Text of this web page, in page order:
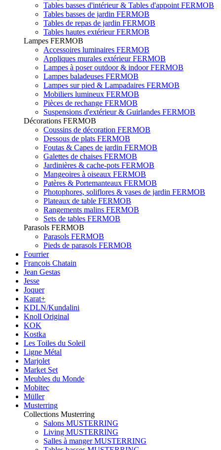
Tables basses d'intérieur & Tables d'appoint FERMOB
Tables basses de jardin FERMOB
Tables de repas de jardin FERMOB
Tables hautes extérieur FERMOB
Lampes FERMOB
Accessoires luminaires FERMOB
Appliques murales extérieur FERMOB
Lampes à poser outdoor & indoor FERMOB
Lampes baladeuses FERMOB
Lampes sur pied & Lampadaires FERMOB
Mobiliers lumineux FERMOB
Pièces de rechange FERMOB
Suspensions d'extérieur & Guirlandes FERMOB
Décorations FERMOB
Coussins de décoration FERMOB
Dessous de plats FERMOB
Foutas & Capes de jardin FERMOB
Galettes de chaises FERMOB
Jardinières & cache-pots FERMOB
Mangeoires à oiseaux FERMOB
Patères & Portemanteaux FERMOB
Photophores, soliflores & vases de jardin FERMOB
Plateaux de table FERMOB
Rangements malins FERMOB
Sets de tables FERMOB
Parasols FERMOB
Parasols FERMOB
Pieds de parasols FERMOB
Fourrier
François Chatain
Jean Gestas
Jesse
Joquer
Karat+
KDLN/Kundalini
Knoll Original
KOK
Kostka
Les Toiles du Soleil
Ligne Métal
Marjolet
Market Set
Meubles du Monde
Mobitec
Müller
Musterring
Collections Musterring
Salons MUSTERRING
Living MUSTERRING
Salles à manger MUSTERRING